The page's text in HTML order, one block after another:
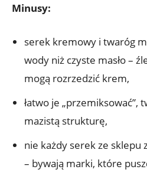
Minusy:
serek kremowy i twaróg
wody niż czyste masło –
mogą rozrzedzić krem,
łatwo je „przemiksować”,
mazistą strukturę,
nie każdy serek ze sklepu
– bywają marki, które